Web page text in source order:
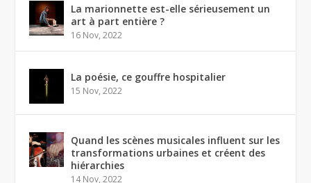
La marionnette est-elle sérieusement un
art à part entière ?
16 Nov, 2022
La poésie, ce gouffre hospitalier
15 Nov, 2022
Quand les scènes musicales influent sur les
transformations urbaines et créent des
hiérarchies
14 Nov, 2022